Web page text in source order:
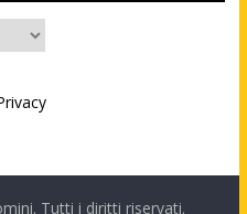
. Tutti i diritti riservati.